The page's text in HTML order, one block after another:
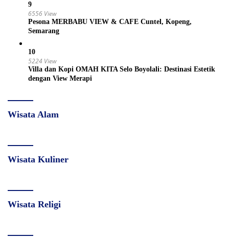
9
6556 View
Pesona MERBABU VIEW & CAFE Cuntel, Kopeng,
Semarang
10
5224 View
Villa dan Kopi OMAH KITA Selo Boyolali: Destinasi Estetik
dengan View Merapi
Wisata Alam
Wisata Kuliner
Wisata Religi